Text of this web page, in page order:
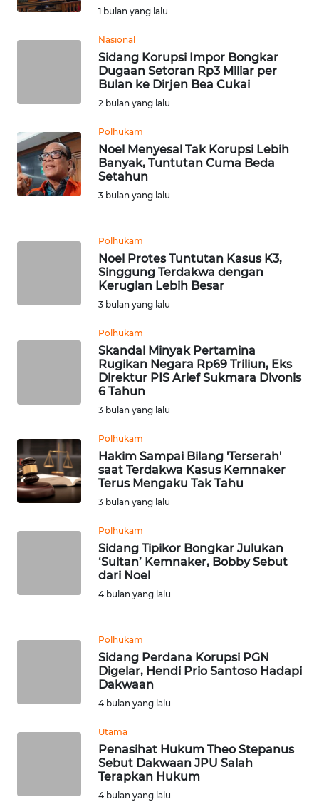
1 bulan yang lalu
Nasional
Sidang Korupsi Impor Bongkar
Dugaan Setoran Rp3 Miliar per
Bulan ke Dirjen Bea Cukai
2 bulan yang lalu
Polhukam
Noel Menyesal Tak Korupsi Lebih
Banyak, Tuntutan Cuma Beda
Setahun
3 bulan yang lalu
Polhukam
Noel Protes Tuntutan Kasus K3,
Singgung Terdakwa dengan
Kerugian Lebih Besar
3 bulan yang lalu
Polhukam
Skandal Minyak Pertamina
Rugikan Negara Rp69 Triliun, Eks
Direktur PIS Arief Sukmara Divonis
6 Tahun
3 bulan yang lalu
Polhukam
Hakim Sampai Bilang 'Terserah'
saat Terdakwa Kasus Kemnaker
Terus Mengaku Tak Tahu
3 bulan yang lalu
Polhukam
Sidang Tipikor Bongkar Julukan
‘Sultan’ Kemnaker, Bobby Sebut
dari Noel
4 bulan yang lalu
Polhukam
Sidang Perdana Korupsi PGN
Digelar, Hendi Prio Santoso Hadapi
Dakwaan
4 bulan yang lalu
Utama
Penasihat Hukum Theo Stepanus
Sebut Dakwaan JPU Salah
Terapkan Hukum
4 bulan yang lalu
KARIR
News
WN
SUMUT
WN
WN
PAPUA
PAPUA
WN
JAMBI
WN